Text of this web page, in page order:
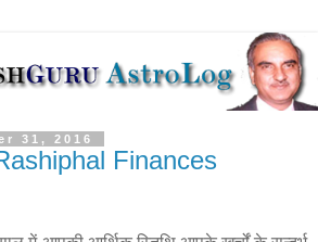
31, 2016
Finances